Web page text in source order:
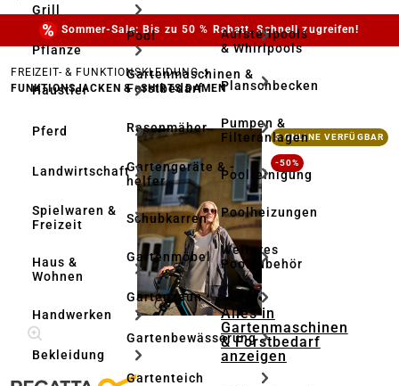
Grill
Pflanze
Haustier
Pferd
Landwirtschaft
Spielwaren &
Freizeit
Haus &
Wohnen
Handwerken
Bekleidung
Pool
Gartenmaschinen &
Forstbedarf
Rasenmäher
Gartengeräte & -
helfer
Schubkarren
Gartenmöbel
Gartenzaun
Gartenbewässerung
Gartenteich
Aufstellpools
& Whirlpools
Planschbecken
Pumpen &
Filteranlagen
Poolreinigung
Poolheizungen
Weiteres
Poolzubehör
Alles in
Gartenmaschinen
& Forstbedarf
anzeigen
Sommer-Sale: Bis zu 50 % Rabatt. Schnell zugreifen!
FREIZEIT- & FUNKTIONSKLEIDUNG
FUNKTIONSJACKEN & -SHIRTS DAMEN
Bildergalerie überspringen 3 ONLINE VERFÜGBAR
-50%